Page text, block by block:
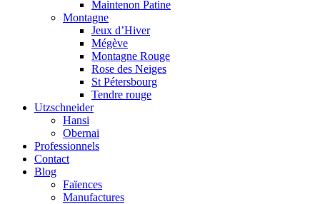
Maintenon Patine
Montagne
Jeux d’Hiver
Mégève
Montagne Rouge
Rose des Neiges
St Pétersbourg
Tendre rouge
Utzschneider
Hansi
Obernai
Professionnels
Contact
Blog
Faïences
Manufactures